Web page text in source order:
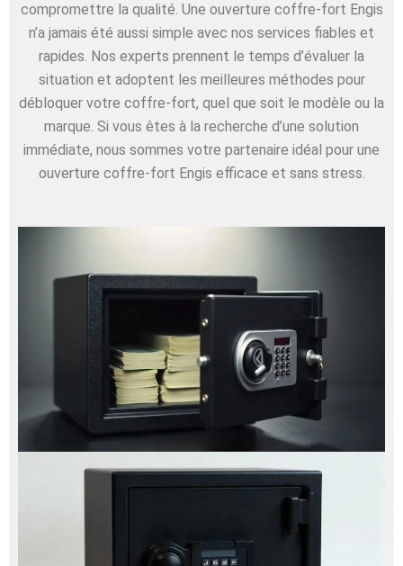
compromettre la qualité. Une ouverture coffre-fort Engis
n’a jamais été aussi simple avec nos services fiables et
rapides. Nos experts prennent le temps d’évaluer la
situation et adoptent les meilleures méthodes pour
débloquer votre coffre-fort, quel que soit le modèle ou la
marque. Si vous êtes à la recherche d’une solution
immédiate, nous sommes votre partenaire idéal pour une
ouverture coffre-fort Engis efficace et sans stress.